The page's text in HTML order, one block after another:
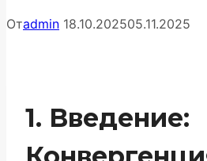
Отadmin 18.10.202505.11.2025
1. Введение: